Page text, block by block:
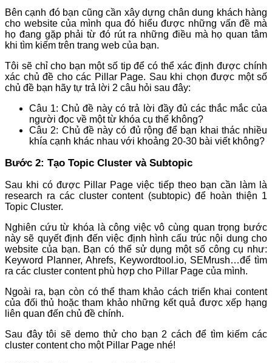
Bên cạnh đó bạn cũng cần xây dựng chân dung khách hàng
cho website của mình qua đó hiểu được những vấn đề mà
họ đang gặp phải từ đó rút ra những điều mà họ quan tâm
khi tìm kiếm trên trang web của bạn.
Tôi sẽ chỉ cho bạn một số tip để có thể xác định được chính
xác chủ đề cho các Pillar Page. Sau khi chọn được một số
chủ đề bạn hãy tự trả lời 2 câu hỏi sau đây:
Câu 1: Chủ đề này có trả lời đầy đủ các thắc mắc của
người đọc về một từ khóa cụ thể không?
Câu 2: Chủ đề này có đủ rộng để bạn khai thác nhiều
khía cạnh khác nhau với khoảng 20-30 bài viết không?
Bước 2: Tạo Topic Cluster và Subtopic
Sau khi có được Pillar Page việc tiếp theo bạn cần làm là
research ra các cluster content (subtopic) để hoàn thiện 1
Topic Cluster.
Nghiên cứu từ khóa là công việc vô cùng quan trọng bước
này sẽ quyết định đến việc định hình cấu trúc nội dung cho
website của bạn. Bạn có thể sử dụng một số công cụ như:
Keyword Planner, Ahrefs, Keywordtool.io, SEMrush…để tìm
ra các cluster content phù hợp cho Pillar Page của mình.
Ngoài ra, bạn còn có thể tham khảo cách triển khai content
của đối thủ hoặc tham khảo những kết quả được xếp hạng
liên quan đến chủ đề chính.
Sau đây tôi sẽ demo thử cho bạn 2 cách để tìm kiếm các
cluster content cho một Pillar Page nhé!